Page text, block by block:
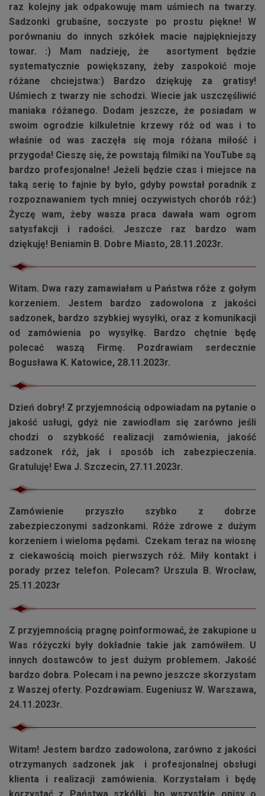
raz kolejny jak odpakowuję mam uśmiech na twarzy.
Sadzonki grubaśne, soczyste po prostu piękne! W
porównaniu do innych szkółek macie najpiękniejszy
towar. :) Mam nadzieję, że asortyment będzie
systematycznie powiększany, żeby zaspokoić moje
różane chciejstwa:) Bardzo dziękuję za gratisy!
Uśmiech z twarzy nie schodzi. Wiecie jak uszczęśliwić
maniaka różanego. Dodam jeszcze, że posiadam w
swoim ogrodzie kilkuletnie krzewy róż od was i to
właśnie od was zaczęła się moja różana miłość i
przygoda! Cieszę się, że powstają filmiki na YouTube są
bardzo profesjonalne! Jeżeli będzie czas i miejsce na
taką serię to fajnie by było, gdyby powstał poradnik z
rozpoznawaniem tych mniej oczywistych chorób róż:)
Życzę wam, żeby wasza praca dawała wam ogrom
satysfakcji i radości. Jeszcze raz bardzo wam
dziękuję! Beniamin B. Dobre Miasto, 28.11.2023r.
Witam. Dwa razy zamawiałam u Państwa róże z gołym
korzeniem. Jestem bardzo zadowolona z jakości
sadzonek, bardzo szybkiej wysyłki, oraz z komunikacji
od zamówienia po wysyłkę. Bardzo chętnie będę
polecać waszą Firmę. Pozdrawiam serdecznie
Bogusława K. Katowice, 28.11.2023r.
Dzień dobry! Z przyjemnością odpowiadam na pytanie o
jakość usługi, gdyż nie zawiodłam się zarówno jeśli
chodzi o szybkość realizacji zamówienia, jakość
sadzonek róż, jak i sposób ich zabezpieczenia.
Gratuluję! Ewa J. Szczecin, 27.11.2023r.
Zamówienie przyszło szybko z dobrze
zabezpieczonymi sadzonkami. Róże zdrowe z dużym
korzeniem i wieloma pędami. Czekam teraz na wiosnę
z ciekawością moich pierwszych róż. Miły kontakt i
porady przez telefon. Polecam? Urszula B. Wrocław,
25.11.2023r
Z przyjemnością pragnę poinformować, że zakupione u
Was różyczki były dokładnie takie jak zamówiłem. U
innych dostawców to jest dużym problemem. Jakość
bardzo dobra. Polecam i na pewno jeszcze skorzystam
z Waszej oferty. Pozdrawiam. Eugeniusz W. Warszawa,
24.11.2023r.
Witam! Jestem bardzo zadowolona, zarówno z jakości
otrzymanych sadzonek jak i profesjonalnej obsługi
klienta i realizacji zamówienia. Korzystałam i będę
korzystać z Państwa szkółki, bo wszystkie opisy o